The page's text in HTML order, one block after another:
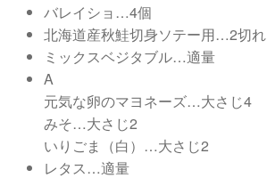
バレイショ…4個
北海道産秋鮭切身ソテー用…2切れ
ミックスベジタブル…適量
A
元気な卵のマヨネーズ…大さじ4
みそ…大さじ2
いりごま（白）…大さじ2
レタス…適量